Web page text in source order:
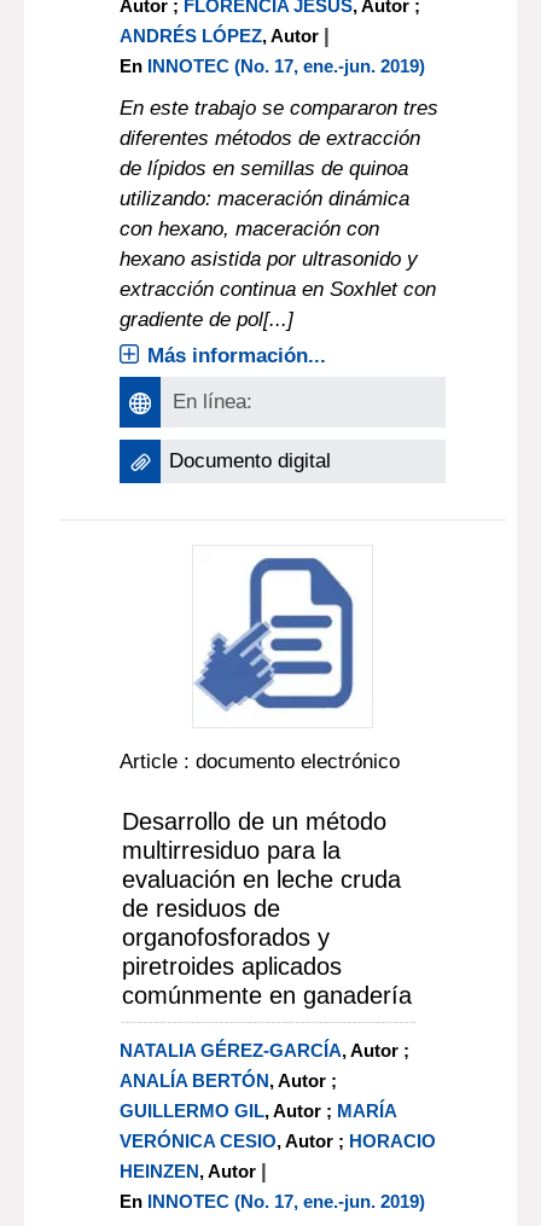
Autor ; FLORENCIA JESÚS, Autor ;
ANDRÉS LÓPEZ, Autor |
En INNOTEC (No. 17, ene.-jun. 2019)
En este trabajo se compararon tres
diferentes métodos de extracción
de lípidos en semillas de quinoa
utilizando: maceración dinámica
con hexano, maceración con
hexano asistida por ultrasonido y
extracción continua en Soxhlet con
gradiente de pol[...]
Más información...
En línea:
Documento digital
Article : documento electrónico
Desarrollo de un método
multirresiduo para la
evaluación en leche cruda
de residuos de
organofosforados y
piretroides aplicados
comúnmente en ganadería
NATALIA GÉREZ-GARCÍA, Autor ;
ANALÍA BERTÓN, Autor ;
GUILLERMO GIL, Autor ; MARÍA
VERÓNICA CESIO, Autor ; HORACIO
HEINZEN, Autor |
En INNOTEC (No. 17, ene.-jun. 2019)